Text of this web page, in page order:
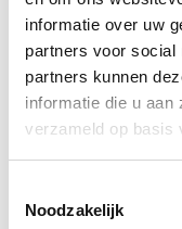
informatie over uw
partners voor social
partners kunnen
informatie die u aan
verzameld op basis
Noodzakelijk